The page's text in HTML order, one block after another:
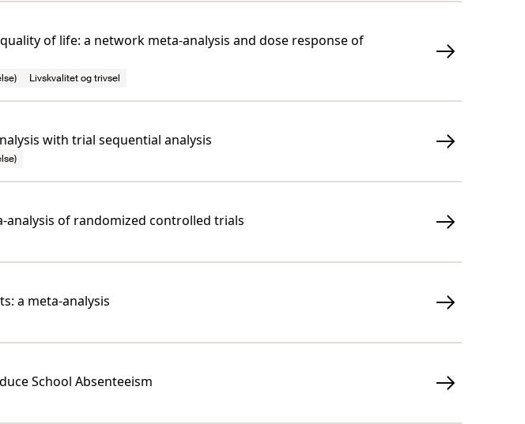
of life: a network meta-analysis and dose response of
Livskvalitet og trivsel
with trial sequential analysis
analysis of randomized controlled trials
a meta-analysis
School Absenteeism